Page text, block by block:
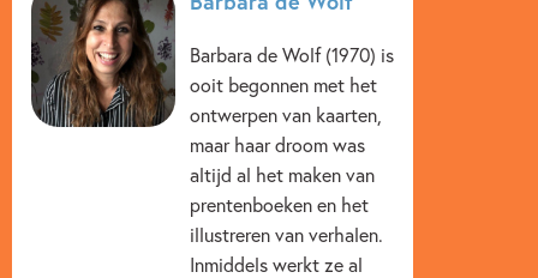
Beginnende lezer & AVI boeken
Woorden & taal
Barbara de Wolf
Jolanda Horsten
Barbara de Wolf (1970) is
ooit begonnen met het
ontwerpen van kaarten,
maar haar droom was
altijd al het maken van
prentenboeken en het
illustreren van verhalen.
Inmiddels werkt ze al